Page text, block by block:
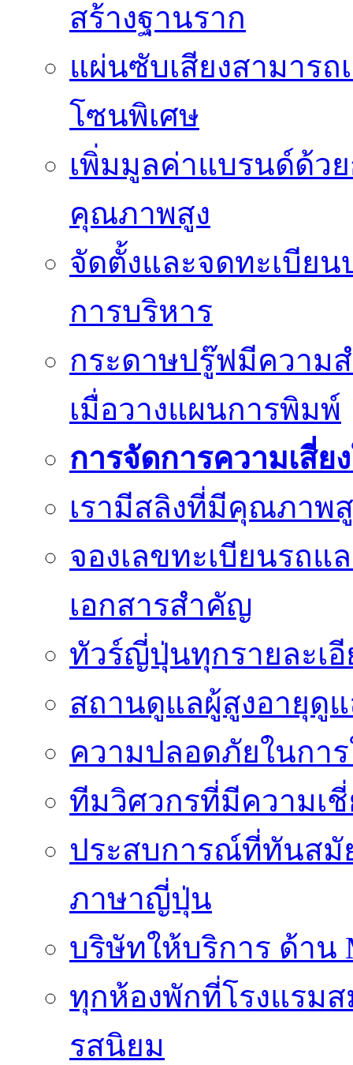
สร้างฐานราก
แผ่นซับเสียงสามาร
โซนพิเศษ
เพิ่มมูลค่าแบรนด์ด้วย
คุณภาพสูง
จัดตั้งและจดทะเบีย
การบริหาร
กระดาษปรู๊ฟมีความ
เมื่อวางแผนการพิมพ์
การจัดการความเสี่
เรามีสลิงที่มีคุณภาพ
จองเลขทะเบียนรถแ
เอกสารสำคัญ
ทัวร์ญี่ปุ่นทุกรายละเ
สถานดูแลผู้สูงอายุดู
ความปลอดภัยในกา
ทีมวิศวกรที่มีความเ
ประสบการณ์ที่ทันสมั
ภาษาญี่ปุ่น
บริษัทให้บริการ ด้าน
ทุกห้องพักที่โรงแรม
รสนิยม